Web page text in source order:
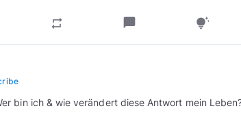
repeat chat_bubble tips_and_updates
bin ich & wie verändert diese Antwort mein